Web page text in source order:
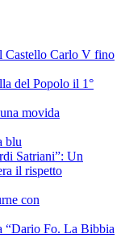
Castello Carlo V fino
del Popolo il 1°
movida
blu
Satriani”: Un
il rispetto
con
Fo. La Bibbia